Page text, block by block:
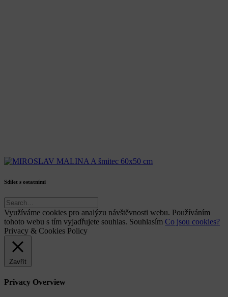
Sdílet s ostatními
Využíváme cookies pro analýzu návštěvnosti webu. Používáním
tohoto webu s tím vyjadřujete souhlas. Souhlasím Co jsou cookies?
Privacy & Cookies Policy
Zavřít
Privacy Overview